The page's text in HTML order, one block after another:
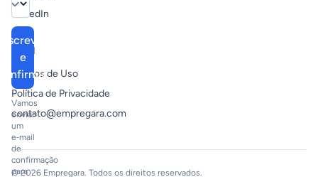
e
Vamos
enviar
um
e‑mail
de
confirmação
para
LinkedIn
Legal
Termos de Uso
Política de Privacidade
contato@empregara.com
© 2026 Empregara. Todos os direitos reservados.